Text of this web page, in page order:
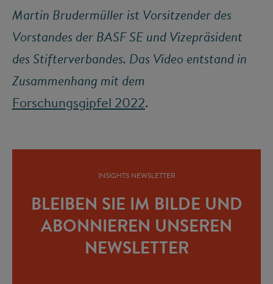
Martin Brudermüller ist Vorsitzender des
Vorstandes der BASF SE und Vizepräsident
des Stifterverbandes. Das Video entstand in
Zusammenhang mit dem
Forschungsgipfel 2022.
INSIGHTS NEWSLETTER
BLEIBEN SIE IM BILDE UND
ABONNIEREN UNSEREN
NEWSLETTER